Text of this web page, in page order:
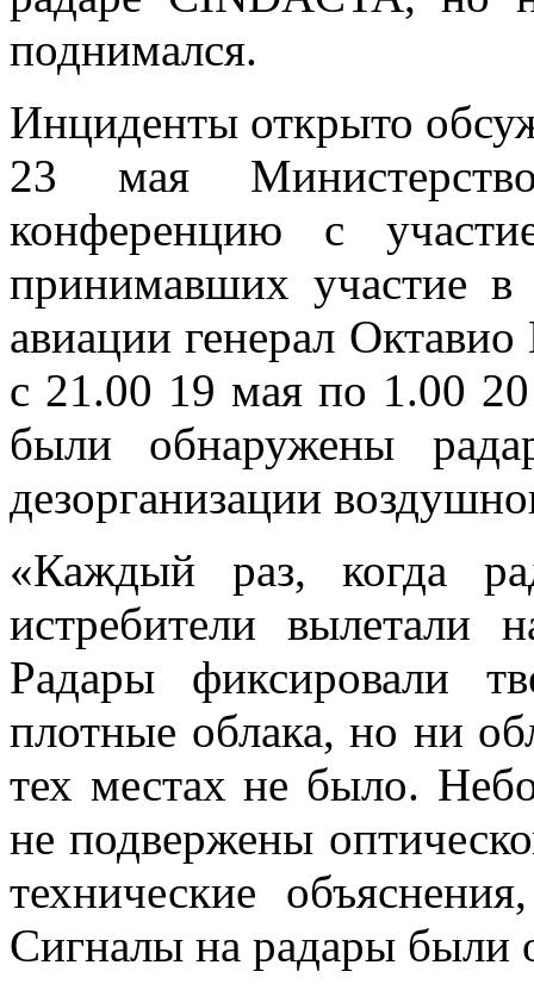
поднимался.
Инциденты открыто
23 мая
конференцию с
принимавших участие в
авиации генерал
с 21.00 19 мая по 1.00
были обнаружены
дезорганизации
«Каждый раз, когда
истребители
Радары фиксировали
плотные облака, но ни
тех местах не было.
не подвержены
технические
Сигналы на радары были